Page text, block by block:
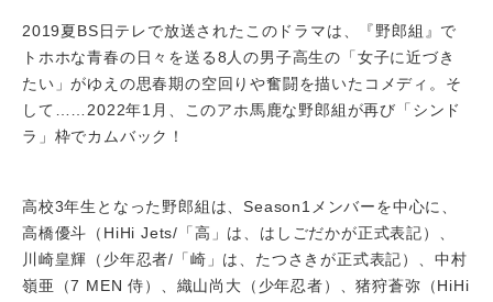
2019夏BS日テレで放送されたこのドラマは、『野郎組』で
トホホな青春の日々を送る8人の男子高生の「女子に近づき
たい」がゆえの思春期の空回りや奮闘を描いたコメディ。そ
して……2022年1月、このアホ馬鹿な野郎組が再び「シンド
ラ」枠でカムバック！
高校3年生となった野郎組は、Season1メンバーを中心に、
高橋優斗（HiHi Jets/「高」は、はしごだかが正式表記）、
川崎皇輝（少年忍者/「崎」は、たつさきが正式表記）、中村
嶺亜（7 MEN 侍）、織山尚大（少年忍者）、猪狩蒼弥（HiHi